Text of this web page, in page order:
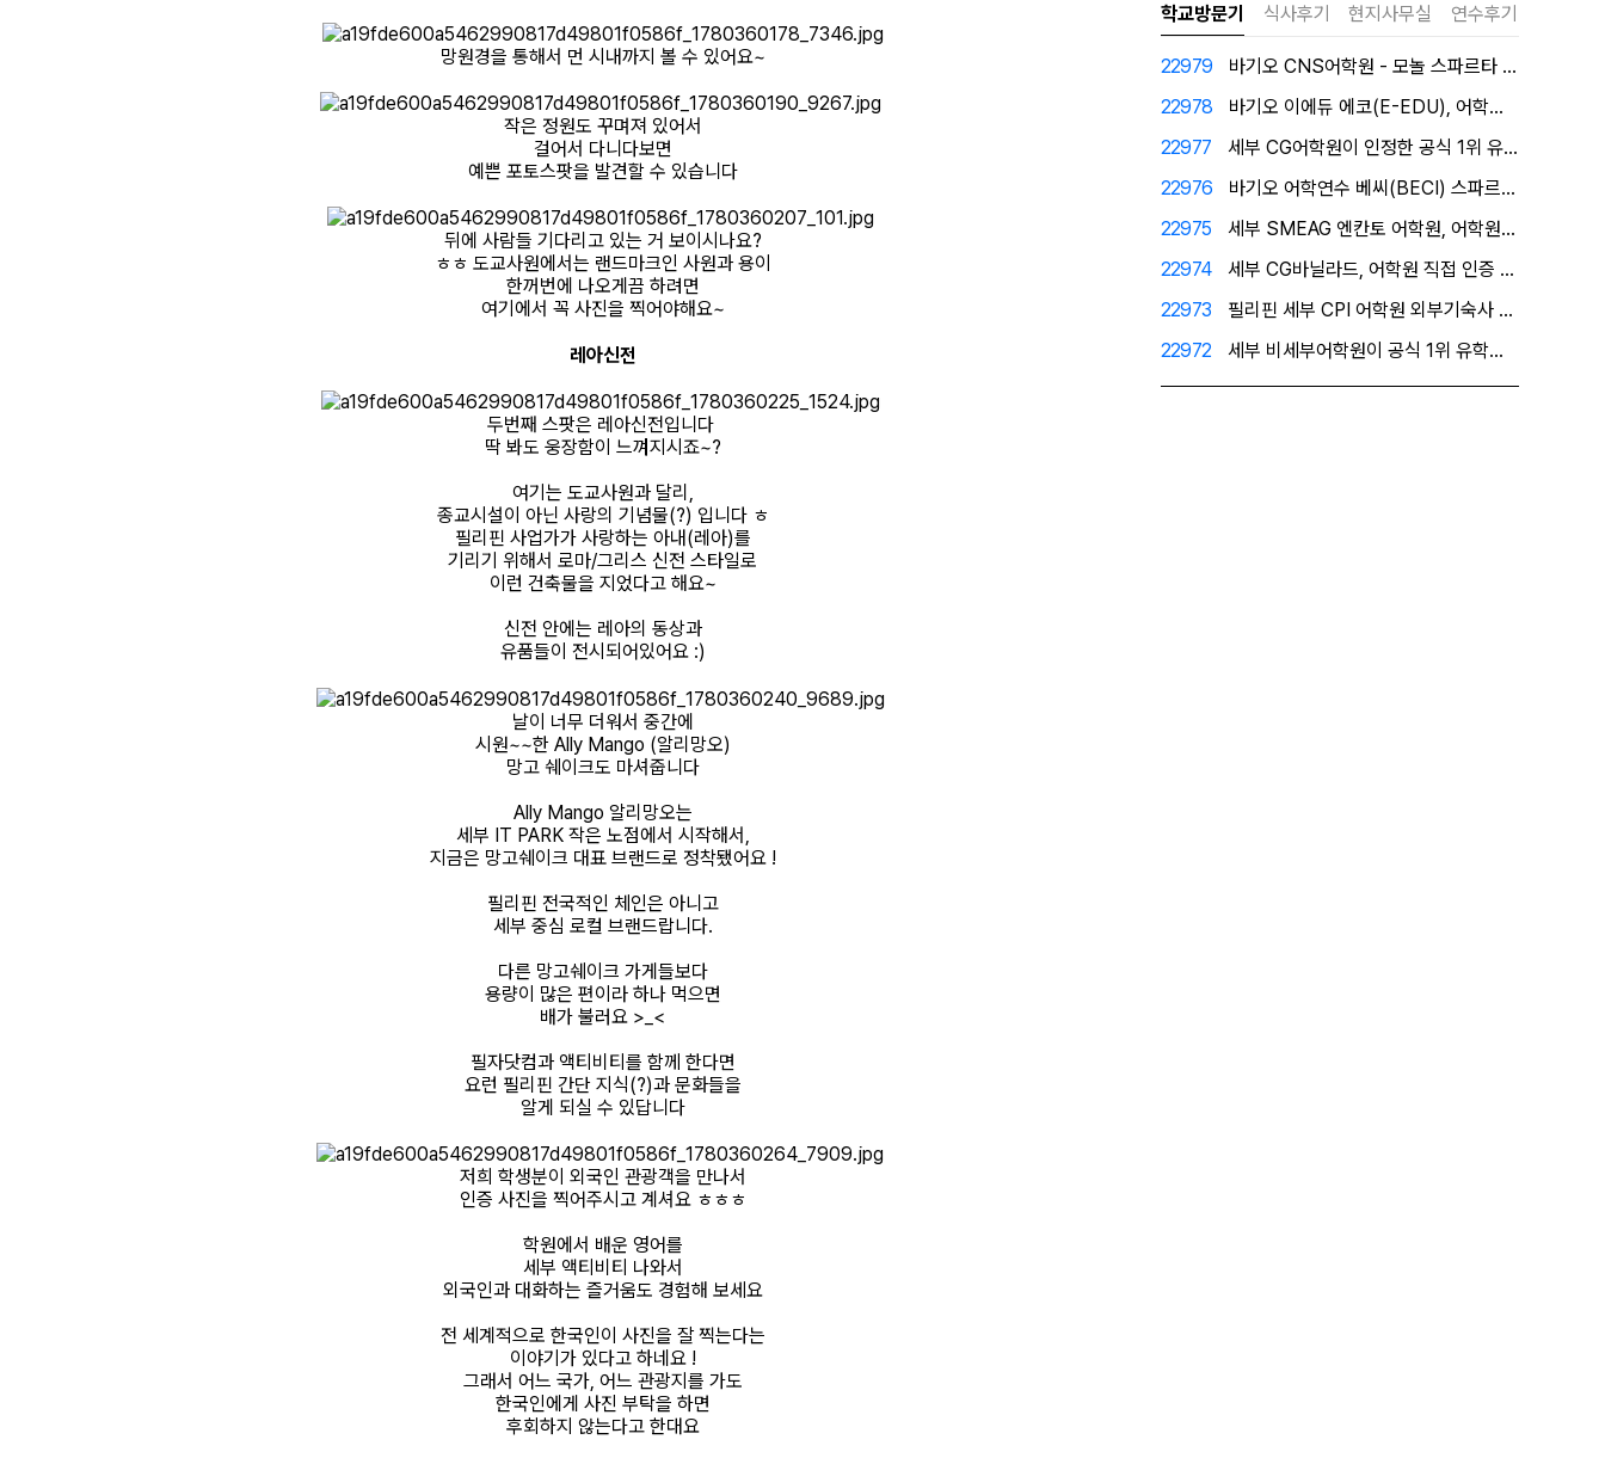
망원경을 통해서 먼 시내까지 볼 수 있어요~
작은 정원도 꾸며져 있어서
걸어서 다니다보면
예쁜 포토스팟을 발견할 수 있습니다
뒤에 사람들 기다리고 있는 거 보이시나요?
ㅎㅎ 도교사원에서는 랜드마크인 사원과 용이
한꺼번에 나오게끔 하려면
여기에서 꼭 사진을 찍어야해요~
레아신전
두번째 스팟은 레아신전입니다
딱 봐도 웅장함이 느껴지시죠~?
여기는 도교사원과 달리,
종교시설이 아닌 사랑의 기념물(?) 입니다 ㅎ
필리핀 사업가가 사랑하는 아내(레아)를
기리기 위해서 로마/그리스 신전 스타일로
이런 건축물을 지었다고 해요~
신전 안에는 레아의 동상과
유품들이 전시되어있어요 :)
날이 너무 더워서 중간에
시원~~한 Ally Mango (알리망오)
망고 쉐이크도 마셔줍니다
Ally Mango 알리망오는
세부 IT PARK 작은 노점에서 시작해서,
지금은 망고쉐이크 대표 브랜드로 정착됐어요 !
필리핀 전국적인 체인은 아니고
세부 중심 로컬 브랜드랍니다.
다른 망고쉐이크 가게들보다
용량이 많은 편이라 하나 먹으면
배가 불러요 >_<
필자닷컴과 액티비티를 함께 한다면
요런 필리핀 간단 지식(?)과 문화들을
알게 되실 수 있답니다
저희 학생분이 외국인 관광객을 만나서
인증 사진을 찍어주시고 계셔요 ㅎㅎㅎ
학원에서 배운 영어를
세부 액티비티 나와서
외국인과 대화하는 즐거움도 경험해 보세요
전 세계적으로 한국인이 사진을 잘 찍는다는
이야기가 있다고 하네요 !
그래서 어느 국가, 어느 관광지를 가도
한국인에게 사진 부탁을 하면
후회하지 않는다고 한대요
학교방문기 식사후기 현지사무실 연수후기
22979
바기오 CNS어학원 - 모놀 스파르타 캠퍼스로 탈바꿈!
22978
바기오 이에듀 에코(E-EDU), 어학원이 직접 인증한…
22977
세부 CG어학원이 인정한 공식 1위 유학원 필자닷컴에서…
22976
바기오 어학연수 베씨(BECI) 스파르타 공식 1위유학…
22975
세부 SMEAG 엔칸토 어학원, 어학원이 직접 인증한 …
22974
세부 CG바닐라드, 어학원 직접 인증 공식 1위 유학원…
22973
필리핀 세부 CPI 어학원 외부기숙사 - 프리미엄 레지…
22972
세부 비세부어학원이 공식 1위 유학원으로 인정한 필자닷…